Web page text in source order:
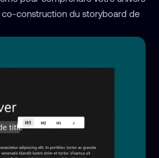
co-construction du storyboard de